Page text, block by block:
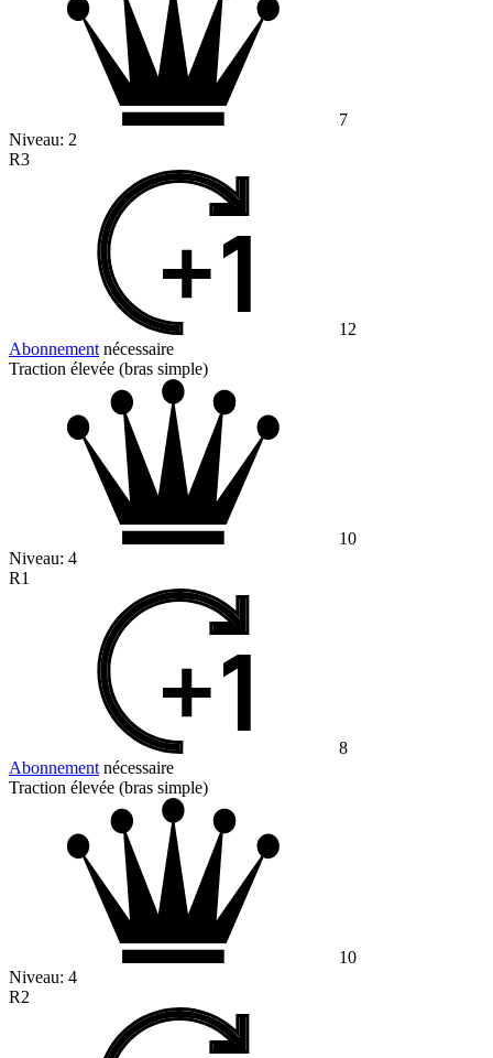
7
Niveau: 2
R3
12
Abonnement nécessaire
Traction élevée (bras simple)
10
Niveau: 4
R1
8
Abonnement nécessaire
Traction élevée (bras simple)
10
Niveau: 4
R2